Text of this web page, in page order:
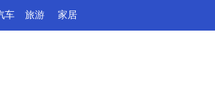
车 旅游 家居